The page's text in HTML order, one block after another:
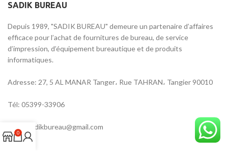
SADIK BUREAU
Depuis 1989, "SADIK BUREAU" demeure un partenaire d’affaires
efficace pour l’achat de fournitures de bureau, de service
d’impression, d’équipement bureautique et de produits
informatiques.
Adresse: 27, 5 AL MANAR Tanger، Rue TAHRAN، Tangier 90010
Tél: 05399-33906
Email: sadikbureau@gmail.com
0